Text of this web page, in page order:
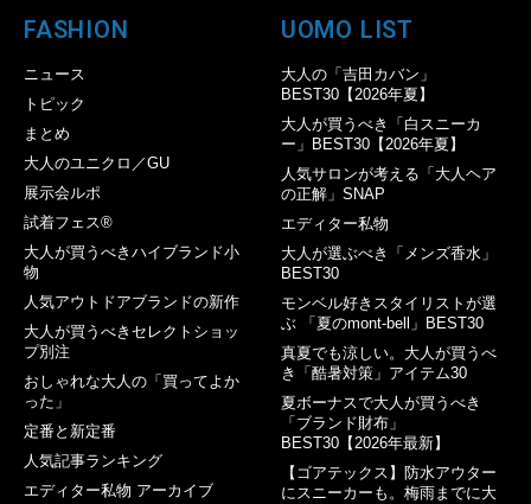
FASHION
ニュース
トピック
まとめ
大人のユニクロ／GU
展示会ルポ
試着フェス®︎
大人が買うべきハイブランド小
物
人気アウトドアブランドの新作
大人が買うべきセレクトショッ
プ別注
おしゃれな大人の「買ってよか
った」
定番と新定番
人気記事ランキング
エディター私物 アーカイブ
UOMO LIST
大人の「吉田カバン」
BEST30【2026年夏】
大人が買うべき「白スニーカ
ー」BEST30【2026年夏】
人気サロンが考える「大人ヘア
の正解」SNAP
エディター私物
大人が選ぶべき「メンズ香水」
BEST30
モンベル好きスタイリストが選
ぶ 「夏のmont-bell」BEST30
真夏でも涼しい。大人が買うべ
き「酷暑対策」アイテム30
夏ボーナスで大人が買うべき
「ブランド財布」
BEST30【2026年最新】
【ゴアテックス】防水アウター
にスニーカーも。梅雨までに大